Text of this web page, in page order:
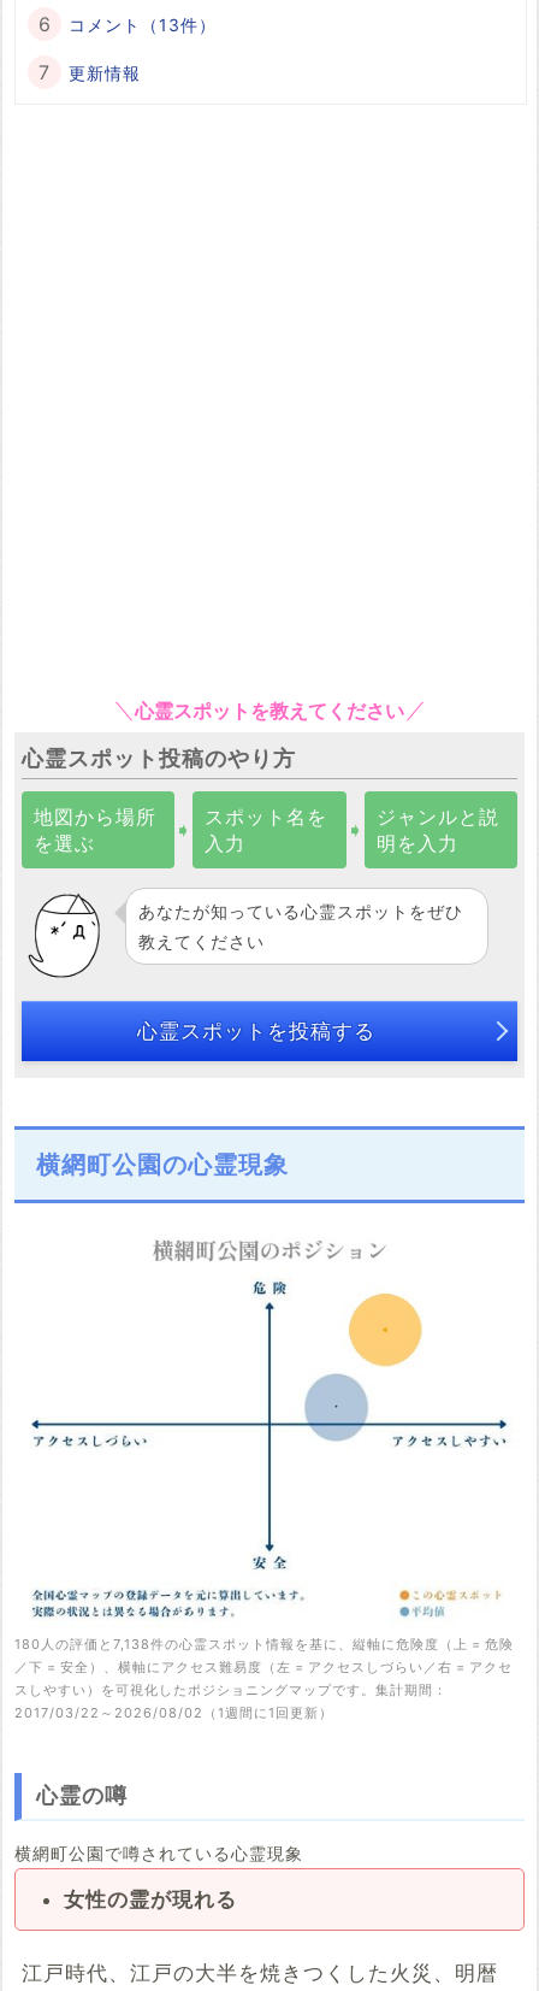
コメント（13件）
更新情報
心霊スポットを教えてください
心霊スポット投稿のやり方
地図から場所
を選ぶ
➧
スポット名を
入力
➧
ジャンルと説
明を入力
あなたが知っている心霊スポットをぜひ
教えてください
心霊スポットを投稿する
横網町公園の心霊現象
180人の評価と7,138件の心霊スポット情報を基に、縦軸に危険度（上 = 危険
／下 = 安全）、横軸にアクセス難易度（左 = アクセスしづらい／右 = アクセ
スしやすい）を可視化したポジショニングマップです。集計期間：
2017/03/22～2026/08/02（1週間に1回更新）
心霊の噂
横網町公園で噂されている心霊現象
女性の霊が現れる
江戸時代、江戸の大半を焼きつくした火災、明暦